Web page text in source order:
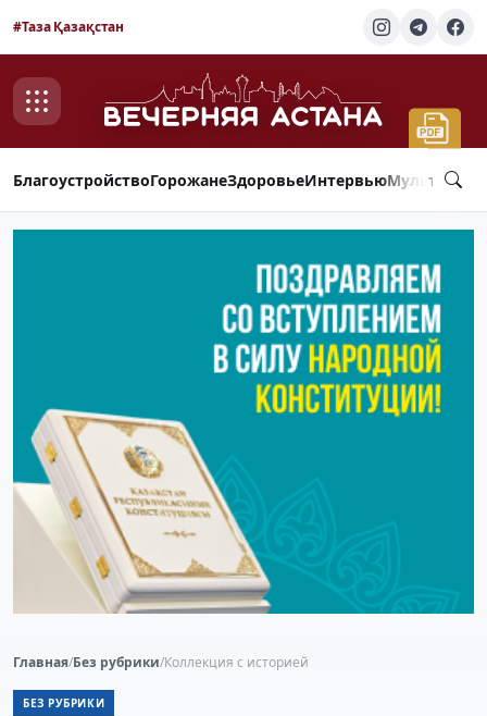
#Таза Қазақстан
БлагоустройствоГорожанеЗдоровьеИнтервью
Главная/Без рубрики/Коллекция с историей
БЕЗ РУБРИКИ